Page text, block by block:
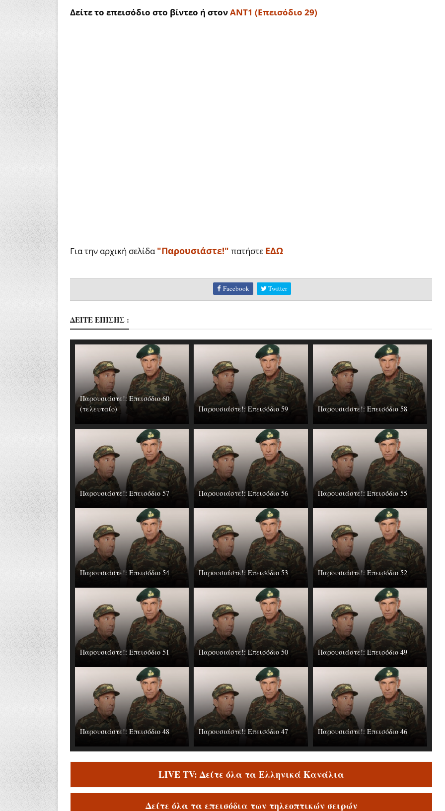
Δείτε το επεισόδιο στο βίντεο ή στονAΝΤ1 (Επεισόδιο 29)
Για την αρχική σελίδα"Παρουσιάστε!" πατήστε ΕΔΩ
Facebook Twitter
ΔΕΙΤΕ ΕΠΙΣΗΣ :
Παρουσιάστε!: Επεισόδιο 60
(τελευταίο)
Παρουσιάστε!: Επεισόδιο 59 Παρουσιάστε!: Επεισόδιο 58
Παρουσιάστε!: Επεισόδιο 57 Παρουσιάστε!: Επεισόδιο 56 Παρουσιάστε!: Επεισόδιο 55
Παρουσιάστε!: Επεισόδιο 54 Παρουσιάστε!: Επεισόδιο 53 Παρουσιάστε!: Επεισόδιο 52
Παρουσιάστε!: Επεισόδιο 51 Παρουσιάστε!: Επεισόδιο 50 Παρουσιάστε!: Επεισόδιο 49
Παρουσιάστε!: Επεισόδιο 48 Παρουσιάστε!: Επεισόδιο 47 Παρουσιάστε!: Επεισόδιο 46
LIVE TV: Δείτε όλα τα Ελληνικά Κανάλια
Δείτε όλα τα επεισόδια των τηλεοπτικών σειρών